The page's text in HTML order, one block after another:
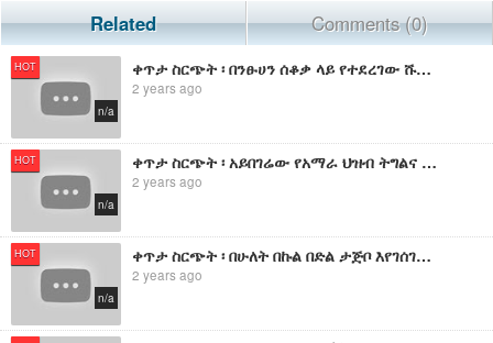
Related Comments (0)
HOT
n/a
ቀጥታ ስርጭት ፡ በንፁሀን ሰቆቃ ላይ የተደረገው ሹም ሽር እና የአማራ ሕዝብ ትግል ፡ የኢትዮ 360 መረጃዎች
2 years ago
HOT
n/a
ቀጥታ ስርጭት ፡ አይበገሬው የአማራ ህዝብ ትግልና የዛሬ ድሎች ! የኢትዮ 360 መረጃዎች
2 years ago
HOT
n/a
ቀጥታ ስርጭት ፡ በሁለት በኩል በድል ታጅቦ እየገሰገሰ ያለው የአማራ ፋኖ ድል!" ፡ የኢትዮ 360 መረጃዎች
2 years ago